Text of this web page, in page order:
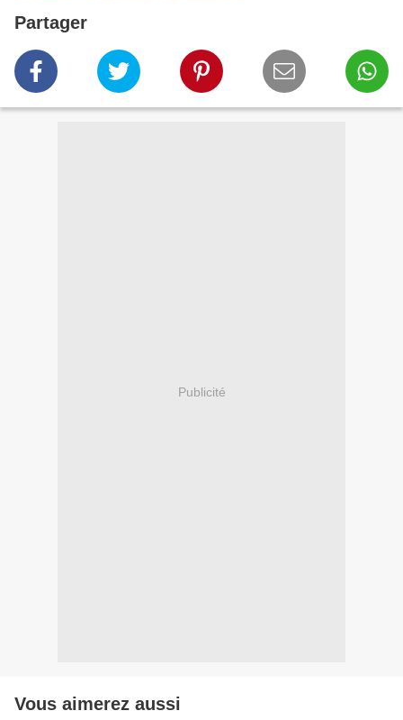
Partager
Publicité
Vous aimerez aussi